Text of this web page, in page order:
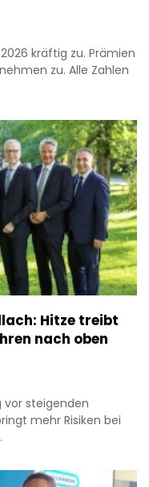
kräftig zu. Prämien
zu. Alle Zahlen
Hitze treibt
nach oben
vor steigenden
mehr Risiken bei